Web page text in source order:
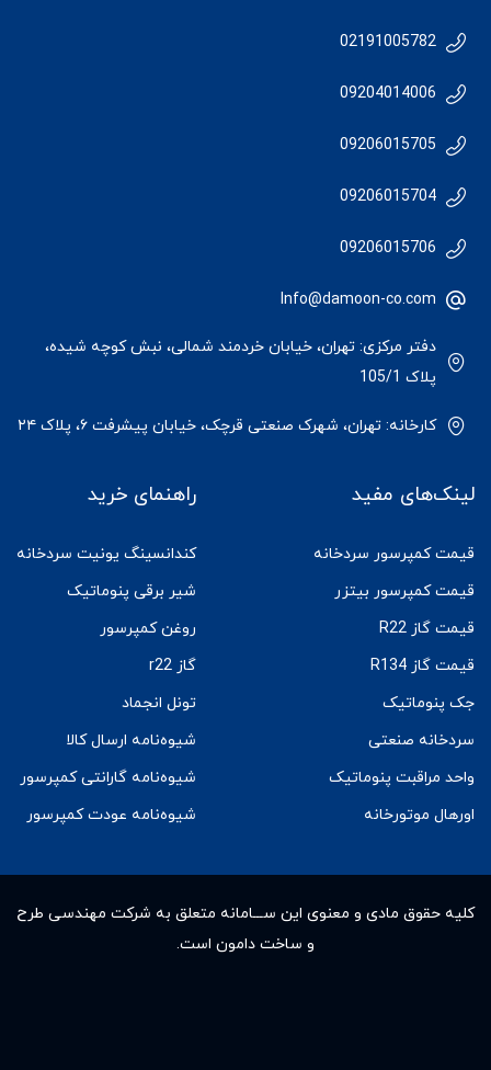
02191005782
09204014006
09206015705
09206015704
09206015706
Info@damoon-co.com
دفتر مرکزی: تهران، خیابان خردمند شمالی، نبش کوچه شیده،
پلاک 105/1
کارخانه: تهران، شهرک صنعتی قرچک، خیابان پیشرفت ۶، پلاک ۲۴
لینک‌های مفید
قیمت کمپرسور سردخانه
قیمت کمپرسور بیتزر
قیمت گاز R22
قیمت گاز R134
جک پنوماتیک
سردخانه صنعتی
واحد مراقبت پنوماتیک
اورهال موتورخانه
راهنمای خرید
کندانسینگ یونیت سردخانه
شیر برقی پنوماتیک
روغن کمپرسور
گاز r22
تونل انجماد
شیوه‌نامه ارسال کالا
شیوه‌نامه گارانتی کمپرسور
شیوه‌نامه عودت کمپرسور
کلیه حقوق مادى و معنوى این ســـامانه متعلق به شرکت مهندسی طرح
و ساخت دامون است.